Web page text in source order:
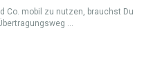
Co. mobil zu nutzen, brauchst Du
...